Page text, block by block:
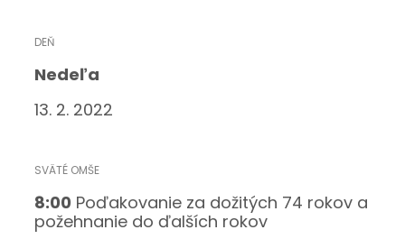
Nedeľa
13. 2. 2022
8:00 Poďakovanie za dožitých 74 rokov a
požehnanie do ďalších rokov